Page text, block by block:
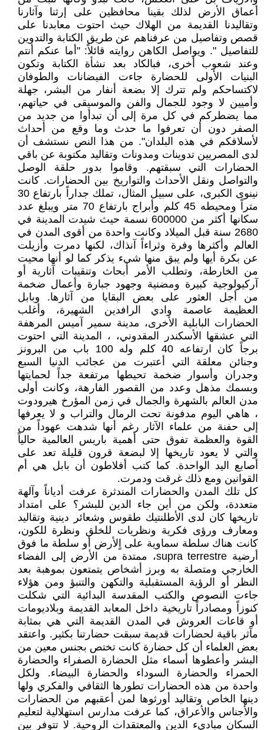
أعماق الأرض لذلك بقينا محافظين على إرثنا وآثارنا
وتقاليدنا القديمة من الهلاك حيث احتوت معابدنا على
قصص وتفاصيل من عرفناهم عن طريق الكتابة والتدوين
للتفاصيل ". ويواصل الكاهن روايته قائلاً: "أما عنكم أنتم
وعند شعوب أخرى، فبالكاد بعد نشأة الكتابة وتكون
البنيات الأولى للحضارة جاءت الفيضانات والطوفان
لاكتساحكم ولم تترك إلا بضعة أنفار من البشر، جهلة
وأميين لا وجود للجمال والفن والموسيقى في حياتهم،
مما يضطركم في كل مرة إلى أن تبدأوا من جديد من
الصفر دون أن تعرفوا ما حدث وما وقع من أحداث
لأسلافكم في هذه البلدان". من هذا النص نستشف أن
لدى المصريين تدوينات ومدونات وتقاليد مكتوبة عن باقي
الحضارات التي سبقتهم. وقاموا بدور حلقة الوصل
والتواصل ونقل الأحداث والتواريخ بين الحضارات. كانت
نينوى الكبرى، على سبيل المثال، تملك جداراً بارتفاع 30
متراً ومحيطه 45 كلم وأبراج بارتفاع 70 متر ويبلغ عدد
سكانها أكثر من 600000 نسمة حيث شيدت المدينة في
2680 سنة قبل الميلاد وكانت واحدة من أقوى المدن في
العالم وأكثرها وفرة وثراءاً آنذاك، لكنها دمرت وأزيلت
عن بكرة أيها ولم يبق منها شيء يذكر كما لو أنها محيت
من الخارطة، وتطلب الأمر أبحاث وتنقيبات آثارية أو
آركيولوجية كبيرة ومضنية وجهود جبارة وأعمال ضخمة
من أجل العثور على بعض البقايا من آثارها. وبابل
العظيمة عاصمة وادي الرافدين الشهيرة، وأغلب
الحضارات البابلية الأخرى، مدينة سمير آميس المرهفة
التي عشقها الأسكندر المقدوني، ، المدينة التي احتوت
برجاً كان ارتفاعه 40 كلم وله 100 باب من البرونز
وجنائن معلقة التي أعتبرت من عجائب الدنيا السبع
وجدران وأسوار ضخمة تحيطها مرتفعة جداً لحمايتها
وبسمك مذهل وعدد من القصور الفارهة، وكانت أولى
مدن العالم بالشهرة والجمال في زمن المؤرخ هيرودوت
، هاهي اليوم مدفونة تحت الرمال والتراب و لا يعرفها
إلى حفنة من علماء الآثار رغم أنها شدهت عهوداً من
القوة والعظمة تفوق حتى أهمية باريس العالمية حالياً
والتي لا يعود تاريخها إلا لبضعة قرون قليلة تعد على
أصابع اليد الواحدة. كما كتب أفلاطون أن بابل هي أم
القوانين ومع ذلك غرقت ودمرت.
كل تلك المدن والحضارات المندثرة عرفت أدياناً وآلهة
متعددة، ولكن من أين جاء الدين للبشر؟ على امتداد
تاريخها كان لدى الأطلنتيك طقوس وشعائر دينية وتقاليد
ومعارف ورؤى فكرية ونظريات للخلق ونظرة للكون،
كانت هناك سلطة سماوية على اٍلأرض أو سلطة ما فوق
أرضية supra terrestre، ممتدة من الأرض إلى الفضاء
الخارجي ومتصلة به وبرز أشخاص يتمتعون بموهبة بعد
النظر أو الرؤية المستقبلية والتكهن والتنبؤ ومن هؤلاء
جاءت النصوص والكتب المقدسة البدائية التي شكلت
كنوزاً ومصادراً تاريخية داخل المعابد القديمة وبلاديومات
أو قاعات العروش في المدن القديمة التي هي بمثابة
مآثر باقية لحضارات قديمة سبقت حضارتنا بكثير. واعتقد
بعض العلماء أن كل حضارة كانت تختص بجنس معين من
البشر وأعطوها أسماء مثل الحضارة الصفراء والحضارة
الحمراء والحضارة السوداء والحضارة البيضاء. ولكل
واحدة من هذه الحضارات تطورها الثقافي والفكري ولها
دينها الخاص وتقاليد أورثوها لمن أعقبهم من الحضارات
والأجناس والأعراق، كما عرفت مدارس استهلالية لتعليم
السكان مباديء الدين والمعتقدات الروحية. لا تتوفر بين